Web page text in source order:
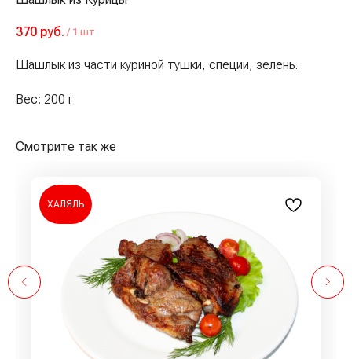
370 руб. / 1 шт
Шашлык из части куриной тушки, специи, зелень.
Вес: 200 г
Смотрите так же
ХАЛЯЛЬ